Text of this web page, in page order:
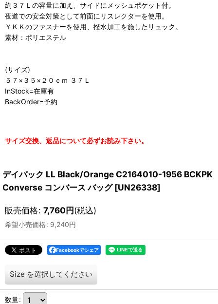
約３７Ｌの容量に加え、サイドにメッシュポケット付。
夜道での安全対策として前面にリスレクターを使用。
ＹＫＫのファスナーを使用、撥水加工を施したリュック。
素材：ポリエステル
(サイズ)
５７×３５×２０ｃｍ ３７Ｌ
InStock=在庫有
BackOrder=予約
サイズ交換、返品について必ずお読み下さい。
デイパック LL Black/Orange C2164010-1956 BCKPK
Converse コンバース バッグ [UN26338]
販売価格: 7,760円(税込)
希望小売価格: 9,240円
Facebookでシェア
Size を選択してください
数量: